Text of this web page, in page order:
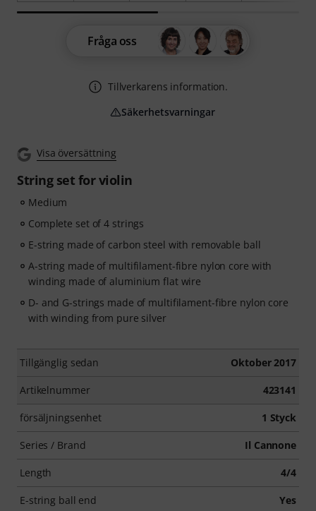
Visa översättning
String set for violin
Medium
Complete set of 4 strings
E-string made of carbon steel with removable ball
A-string made of multifilament-fibre nylon core with
winding made of aluminium flat wire
D- and G-strings made of multifilament-fibre nylon core
with winding from pure silver
Tillgänglig sedan Oktober 2017
Artikelnummer 423141
försäljningsenhet 1 Styck
Series / Brand Il Cannone
Length 4/4
E-string ball end Yes
Fråga oss
Tillverkarens information.
Säkerhetsvarningar